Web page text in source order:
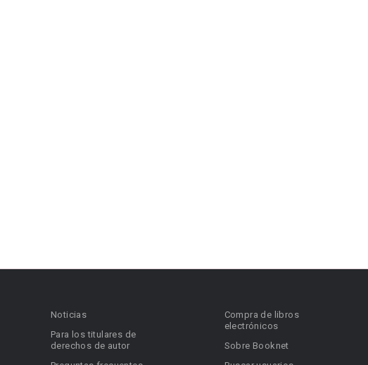
Noticias
Para los titulares de
derechos de autor
Compra de libros
electrónicos
Sobre Booknet